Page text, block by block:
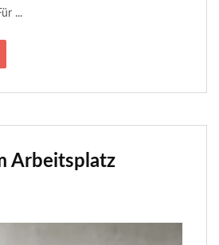
...
Arbeitsplatz